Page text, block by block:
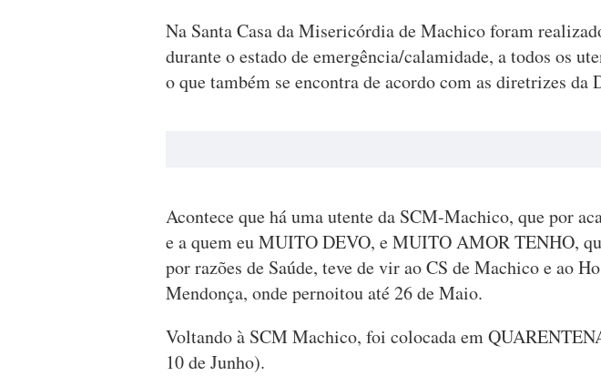
Na Santa Casa da Misericórdia de Machico foram
durante o estado de emergência/calamidade, a todos os
o que também se encontra de acordo com as diretrizes da
Acontece que há uma utente da SCM-Machico, que por
e a quem eu MUITO DEVO, e MUITO AMOR TENHO,
por razões de Saúde, teve de vir ao CS de Machico e ao
Mendonça, onde pernoitou até 26 de Maio.
Voltando à SCM Machico, foi colocada em
10 de Junho).